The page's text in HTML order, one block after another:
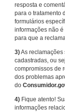
resposta e
para o tratamento
formulários
informações não
para que a
3)As reclamações
cadastradas, ou
compromissos de
dos problemas
do
4) Fique atento!
informações